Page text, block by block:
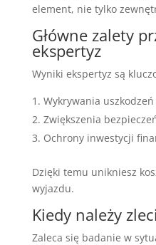
element, nie tylko
Główne zalety
ekspertyz
Wyniki ekspertyz są
Wykrywania
Zwiększenia
Ochrony inwestycji
Dzięki temu unikniesz
wyjazdu.
Kiedy należy
Zaleca się badanie w